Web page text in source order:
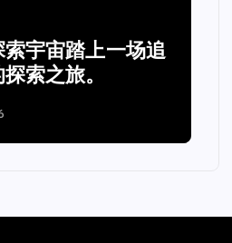
索宇宙踏上一场追
索之旅。